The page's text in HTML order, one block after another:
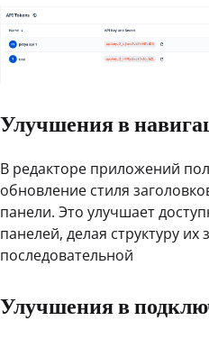
Улучшения в
В редакторе приложений
обновление стиля
панели. Это улучшает
панелей, делая структуру их
последовательной
Улучшения в